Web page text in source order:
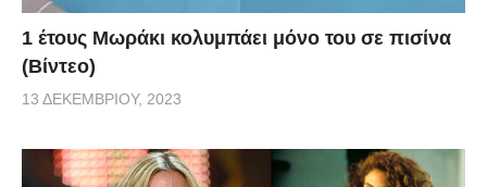
1 έτους Μωράκι κολυμπάει μόνο του σε πισίνα
(Βίντεο)
13 ΔΕΚΕΜΒΡΊΟΥ, 2023